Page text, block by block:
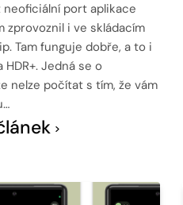
port aplikace
zprovoznil i ve skládacím
Tam funguje dobře, a to i
Jedná se o
nelze počítat s tím, že vám